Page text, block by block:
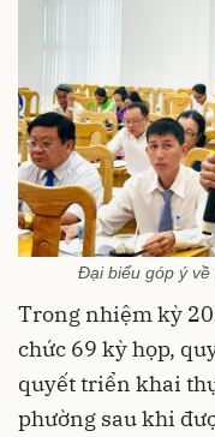
Đại biểu góp ý về
Trong nhiệm kỳ
chức 69 kỳ họp,
quyết triển khai
phường sau khi